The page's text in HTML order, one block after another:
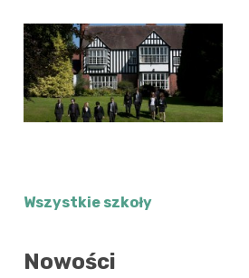
Wszystkie szkoły
Nowości